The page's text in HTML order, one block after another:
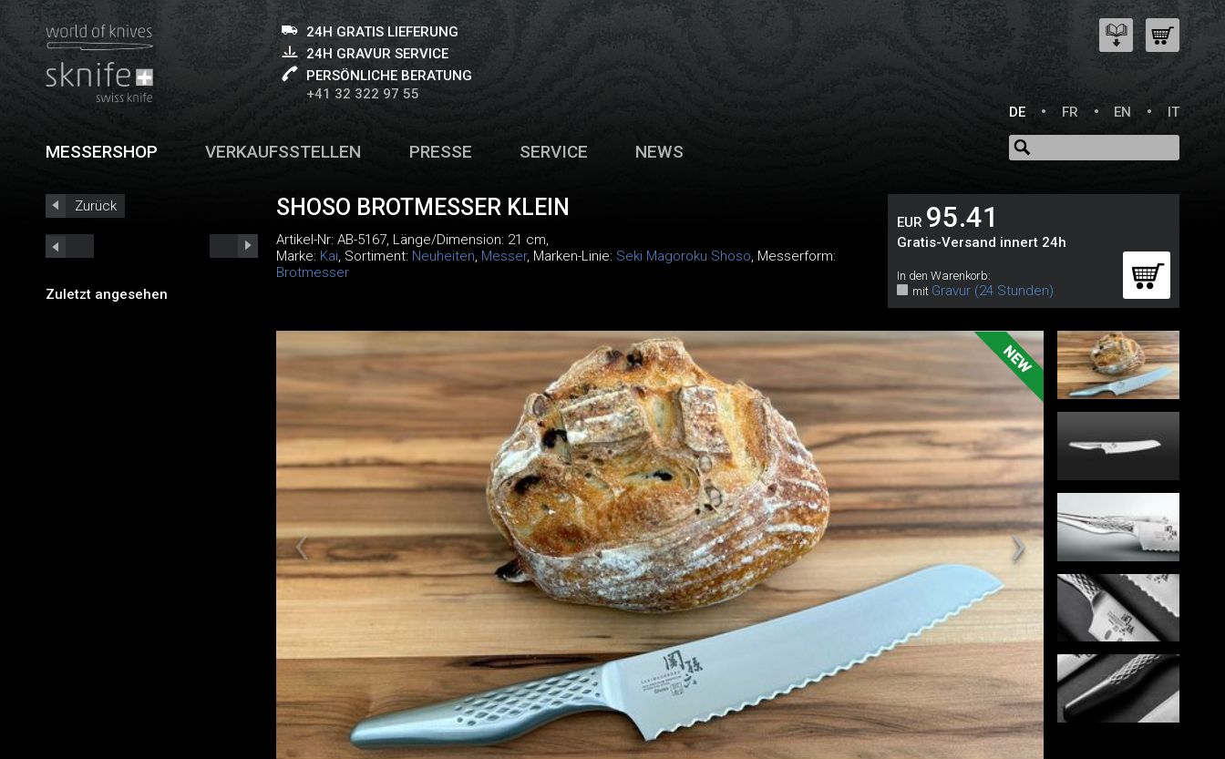
24H GRATIS LIEFERUNG
24H GRAVUR SERVICE
PERSÖNLICHE BERATUNG
+41 32 322 97 55
DE
FR EN IT
MESSERSHOP VERKAUFSSTELLEN PRESSE SERVICE NEWS
Zurück
Zuletzt angesehen
SHOSO BROTMESSER KLEIN
Artikel-Nr: AB-5167, Länge/Dimension: 21 cm,
Marke: Kai, Sortiment: Neuheiten, Messer, Marken-Linie: Seki Magoroku Shoso, Messerform:
Brotmesser
EUR 95.41
Gratis-Versand innert 24h
In den Warenkorb:
mit Gravur (24 Stunden)